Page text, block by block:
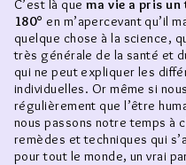
C’est là que ma vie a pris un
180° en m’apercevant qu’il
quelque chose à la science,
très générale de la santé et
qui ne peut expliquer les
individuelles. Or même si
régulièrement que l’être
nous passons notre temps à
remèdes et techniques qui
pour tout le monde, un vrai